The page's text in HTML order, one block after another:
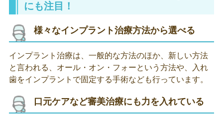
にも注目！
様々なインプラント治療方法から選べる
インプラント治療は、一般的な方法のほか、新しい方法
と言われる、オール・オン・フォーという方法や、入れ
歯をインプラントで固定する手術なども行っています。
口元ケアなど審美治療にも力を入れている